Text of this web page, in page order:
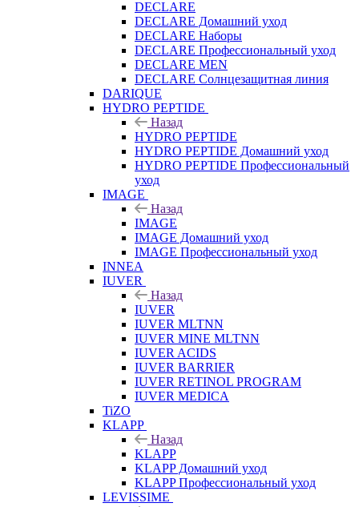
DECLARE
DECLARE Домашний уход
DECLARE Наборы
DECLARE Профессиональный уход
DECLARE MEN
DECLARE Солнцезащитная линия
DARIQUE
HYDRO PEPTIDE
Назад
HYDRO PEPTIDE
HYDRO PEPTIDE Домашний уход
HYDRO PEPTIDE Профессиональный
уход
IMAGE
Назад
IMAGE
IMAGE Домашний уход
IMAGE Профессиональный уход
INNEA
IUVER
Назад
IUVER
IUVER MLTNN
IUVER MINE MLTNN
IUVER ACIDS
IUVER BARRIER
IUVER RETINOL PROGRAM
IUVER MEDICA
TiZO
KLAPP
Назад
KLAPP
KLAPP Домашний уход
KLAPP Профессиональный уход
LEVISSIME